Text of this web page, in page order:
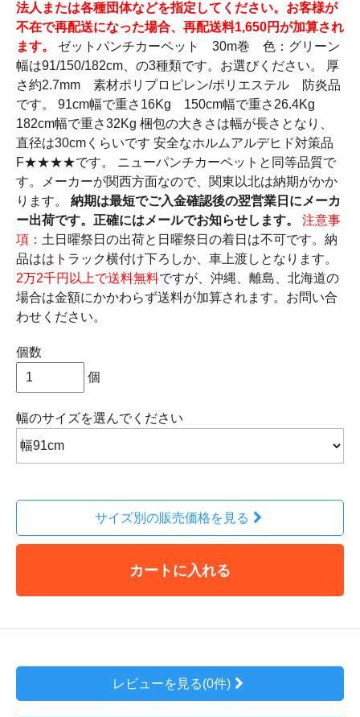
法人または各種団体などを指定してください。お客様が
不在で再配送になった場合、再配送料1,650円が加算され
ます。
ゼットパンチカーペット 30m巻 色：グリーン
幅は91/150/182cm、の3種類です。お選びください。 厚
さ約2.7mm 素材ポリプロピレン/ポリエステル 防炎品
です。 91cm幅で重さ16Kg 150cm幅で重さ26.4Kg
182cm幅で重さ32Kg 梱包の大きさは幅が長さとなり、
直径は30cmくらいです 安全なホルムアルデヒド対策品
F★★★★です。 ニューパンチカーペットと同等品質で
す。メーカーが関西方面なので、関東以北は納期がかか
ります。 納期は最短でご入金確認後の翌営業日にメーカ
ー出荷です。正確にはメールでお知らせします。
注意事
項： 土日曜祭日の出荷と日曜祭日の着日は不可です。納
品ははトラック横付け下ろしか、車上渡しとなります。
2万2千円以上で送料無料ですが、沖縄、離島、北海道の
場合は金額にかかわらず送料が加算されます。お問い合
わせください。
個数
個
幅のサイズを選んでください
サイズ別の販売価格を見る
カートに入れる
レビューを見る(0件)